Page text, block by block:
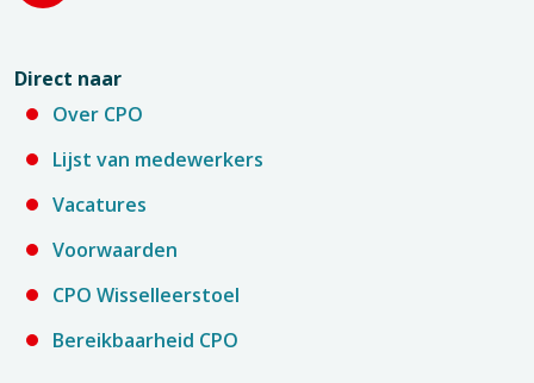
Direct naar
Over CPO
Lijst van medewerkers
Vacatures
Voorwaarden
CPO Wisselleerstoel
Bereikbaarheid CPO